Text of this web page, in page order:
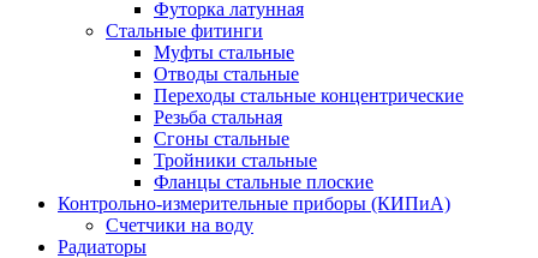
Футорка латунная
Стальные фитинги
Муфты стальные
Отводы стальные
Переходы стальные концентрические
Резьба стальная
Сгоны стальные
Тройники стальные
Фланцы стальные плоские
Контрольно-измерительные приборы (КИПиА)
Счетчики на воду
Радиаторы